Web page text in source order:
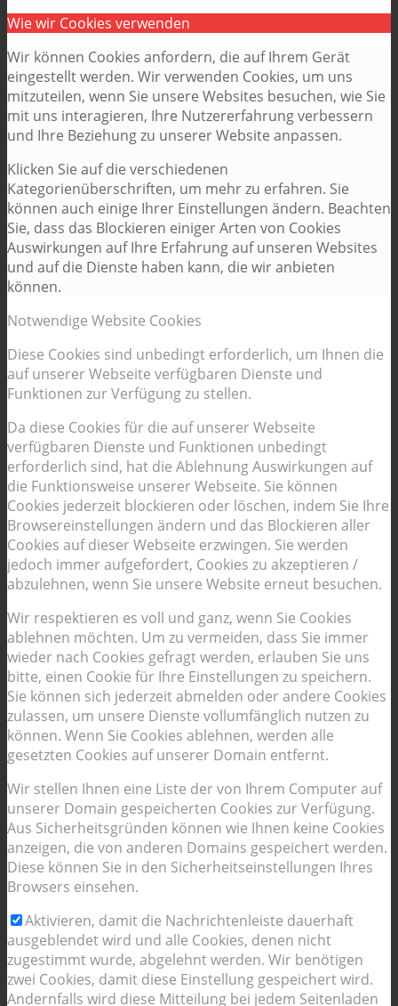
Wie wir Cookies verwenden
Wir können Cookies anfordern, die auf Ihrem Gerät
eingestellt werden. Wir verwenden Cookies, um uns
mitzuteilen, wenn Sie unsere Websites besuchen, wie Sie
mit uns interagieren, Ihre Nutzererfahrung verbessern
und Ihre Beziehung zu unserer Website anpassen.
Klicken Sie auf die verschiedenen
Kategorienüberschriften, um mehr zu erfahren. Sie
können auch einige Ihrer Einstellungen ändern. Beachten
Sie, dass das Blockieren einiger Arten von Cookies
Auswirkungen auf Ihre Erfahrung auf unseren Websites
und auf die Dienste haben kann, die wir anbieten
können.
Notwendige Website Cookies
Diese Cookies sind unbedingt erforderlich, um Ihnen die
auf unserer Webseite verfügbaren Dienste und
Funktionen zur Verfügung zu stellen.
Da diese Cookies für die auf unserer Webseite
verfügbaren Dienste und Funktionen unbedingt
erforderlich sind, hat die Ablehnung Auswirkungen auf
die Funktionsweise unserer Webseite. Sie können
Cookies jederzeit blockieren oder löschen, indem Sie Ihre
Browsereinstellungen ändern und das Blockieren aller
Cookies auf dieser Webseite erzwingen. Sie werden
jedoch immer aufgefordert, Cookies zu akzeptieren /
abzulehnen, wenn Sie unsere Website erneut besuchen.
Wir respektieren es voll und ganz, wenn Sie Cookies
ablehnen möchten. Um zu vermeiden, dass Sie immer
wieder nach Cookies gefragt werden, erlauben Sie uns
bitte, einen Cookie für Ihre Einstellungen zu speichern.
Sie können sich jederzeit abmelden oder andere Cookies
zulassen, um unsere Dienste vollumfänglich nutzen zu
können. Wenn Sie Cookies ablehnen, werden alle
gesetzten Cookies auf unserer Domain entfernt.
Wir stellen Ihnen eine Liste der von Ihrem Computer auf
unserer Domain gespeicherten Cookies zur Verfügung.
Aus Sicherheitsgründen können wie Ihnen keine Cookies
anzeigen, die von anderen Domains gespeichert werden.
Diese können Sie in den Sicherheitseinstellungen Ihres
Browsers einsehen.
Aktivieren, damit die Nachrichtenleiste dauerhaft
ausgeblendet wird und alle Cookies, denen nicht
zugestimmt wurde, abgelehnt werden. Wir benötigen
zwei Cookies, damit diese Einstellung gespeichert wird.
Andernfalls wird diese Mitteilung bei jedem Seitenladen